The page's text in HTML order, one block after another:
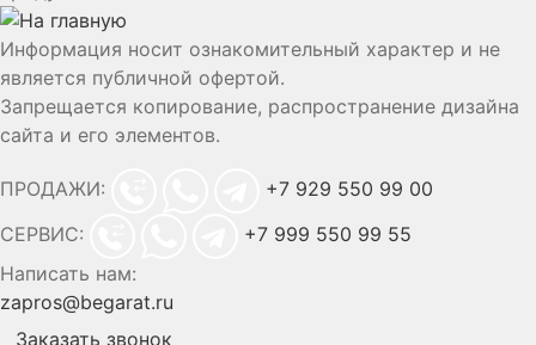
Информация носит ознакомительный характер и не
является публичной офертой.
Запрещается копирование, распространение дизайна
сайта и его элементов.
ПРОДАЖИ:
+7 929 550 99 00
СЕРВИС:
+7 999 550 99 55
Написать нам:
zapros@begarat.ru
Заказать звонок